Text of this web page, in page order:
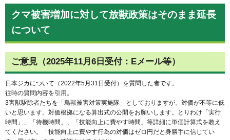
クマ被害増加に対して放獣政策はそのまま延長
について
ご意見（2025年11月6日受付：Eメール等）
日本ジカについて（2022年5月31日受付）を質問した者です。
往時の質問内容を引用。
3害獣駆除者たちを「鳥獣被害対策実施隊」としておりますが、対価が不等に低
いと思います。対価根拠になる算出式の公開をお願いします。とりわけ「実行
時間」、「待機時間」、「技能向上に費やす時間」等詳細に単価計算式を教え
てください。「技能向上に費やす行為の対価はゼロ円だと身勝手に信じてい